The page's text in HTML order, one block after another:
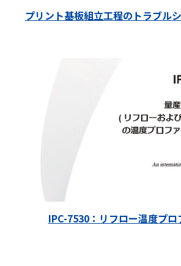
プリント基板組立工程のトラブル
IPC-7530：リフロー温度プロ